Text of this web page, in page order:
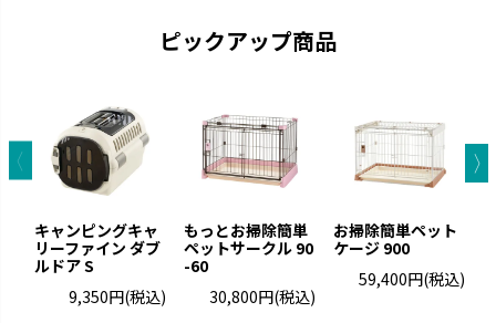
ナーフドッグ
愛犬と一緒に遊べるコミュニケ
ーション玩具です。
タイヤ素材で大満足の噛みごた
えです。
ピックアップ商品
キャンピングキャ
リーファイン ダブ
ルドア S
9,350円(税込)
もっとお掃除簡単
ペットサークル 90
-60
30,800円(税込)
お掃除簡単ペット
ケージ 900
59,400円(税込)